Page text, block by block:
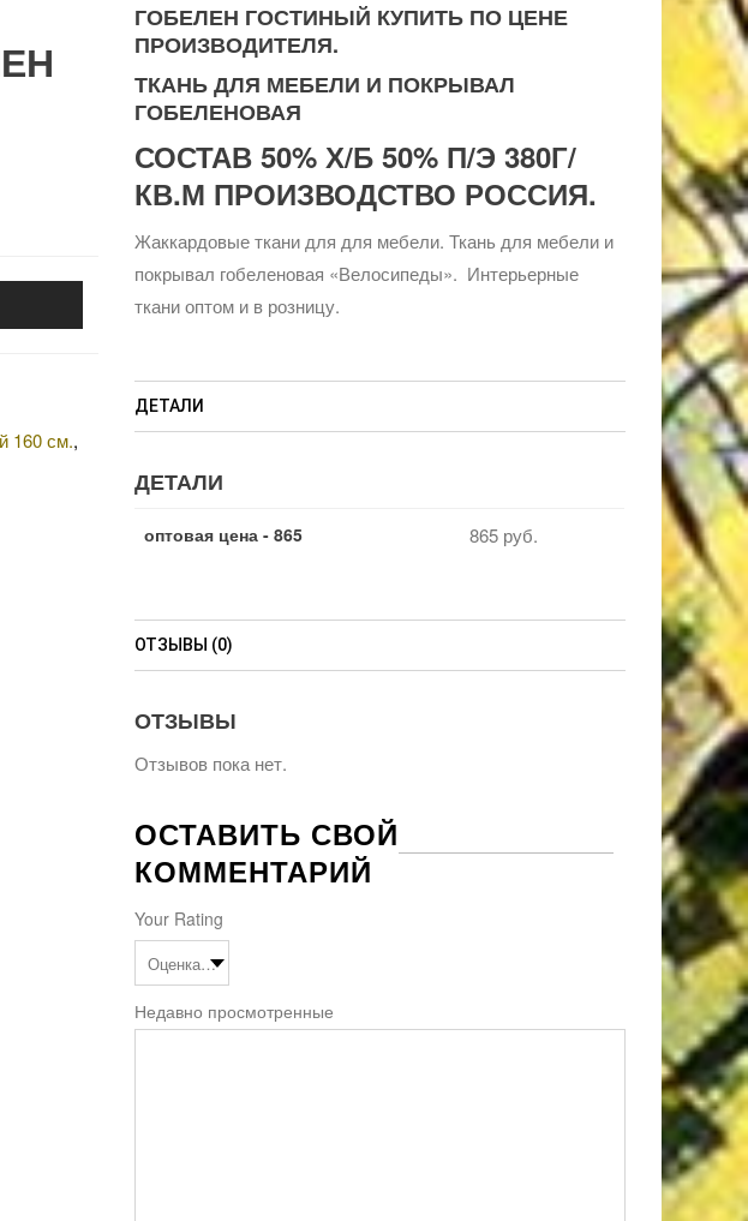
160 см.,
ГОБЕЛЕН ГОСТИНЫЙ КУПИТЬ ПО ЦЕНЕ
ПРОИЗВОДИТЕЛЯ.
ТКАНЬ ДЛЯ МЕБЕЛИ И ПОКРЫВАЛ
ГОБЕЛЕНОВАЯ
СОСТАВ 50% Х/Б 50% П/Э 380Г/
КВ.М ПРОИЗВОДСТВО РОССИЯ.
Жаккардовые ткани для для мебели. Ткань для мебели и
покрывал гобеленовая «Велосипеды». Интерьерные
ткани оптом и в розницу.
ДЕТАЛИ
ДЕТАЛИ
оптовая цена - 865 865 руб.
ОТЗЫВЫ (0)
ОТЗЫВЫ
Отзывов пока нет.
ОСТАВИТЬ СВОЙ
КОММЕНТАРИЙ
Your Rating
Недавно просмотренные